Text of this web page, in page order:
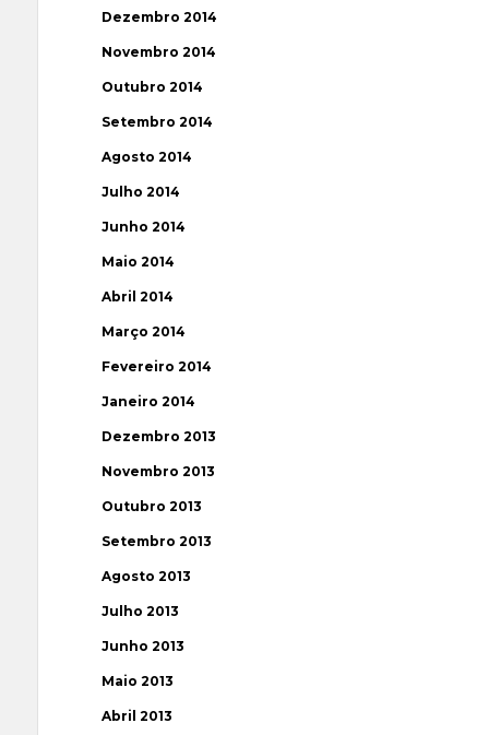
Dezembro 2014
Novembro 2014
Outubro 2014
Setembro 2014
Agosto 2014
Julho 2014
Junho 2014
Maio 2014
Abril 2014
Março 2014
Fevereiro 2014
Janeiro 2014
Dezembro 2013
Novembro 2013
Outubro 2013
Setembro 2013
Agosto 2013
Julho 2013
Junho 2013
Maio 2013
Abril 2013